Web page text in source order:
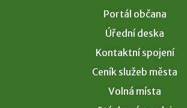
Portál občana
Úřední deska
Kontaktní spojení
Ceník služeb města
Volná místa